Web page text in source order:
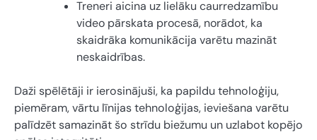
Treneri aicina uz lielāku caurredzamību
video pārskata procesā, norādot, ka
skaidrāka komunikācija varētu mazināt
neskaidrības.
Daži spēlētāji ir ierosinājuši, ka papildu tehnoloģiju,
piemēram, vārtu līnijas tehnoloģijas, ieviešana varētu
palīdzēt samazināt šo strīdu biežumu un uzlabot kopējo